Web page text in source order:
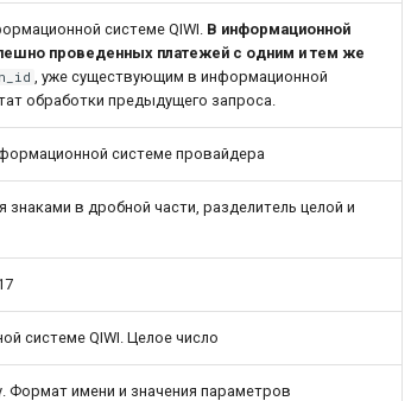
системе QIWI. В информационной
проведенных платежей с одним и тем же
, уже существующим в информационной
обработки предыдущего запроса.
системе провайдера
знаками в дробной части, разделитель целой и
системе QIWI. Целое число
имени и значения параметров